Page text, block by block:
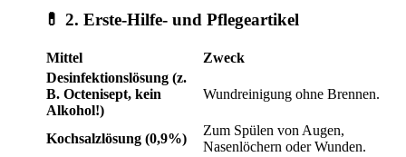
💊 2. Erste-Hilfe- und Pflegeartikel
Mittel
Zweck
Desinfektionslösung (z.
B. Octenisept, kein
Alkohol!)
Wundreinigung ohne Brennen.
Kochsalzlösung (0,9%)
Zum Spülen von Augen,
Nasenlöchern oder Wunden.